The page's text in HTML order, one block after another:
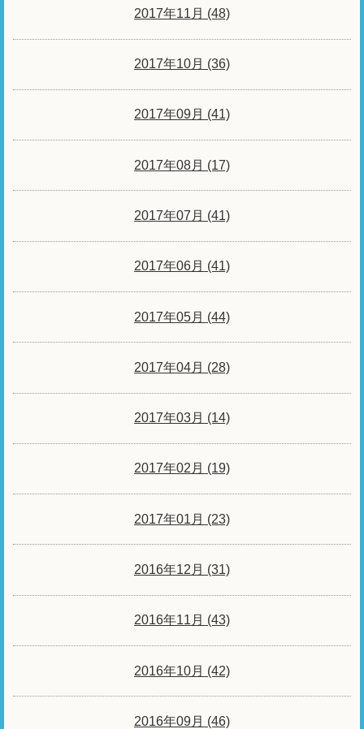
2017年11月 (48)
2017年10月 (36)
2017年09月 (41)
2017年08月 (17)
2017年07月 (41)
2017年06月 (41)
2017年05月 (44)
2017年04月 (28)
2017年03月 (14)
2017年02月 (19)
2017年01月 (23)
2016年12月 (31)
2016年11月 (43)
2016年10月 (42)
2016年09月 (46)